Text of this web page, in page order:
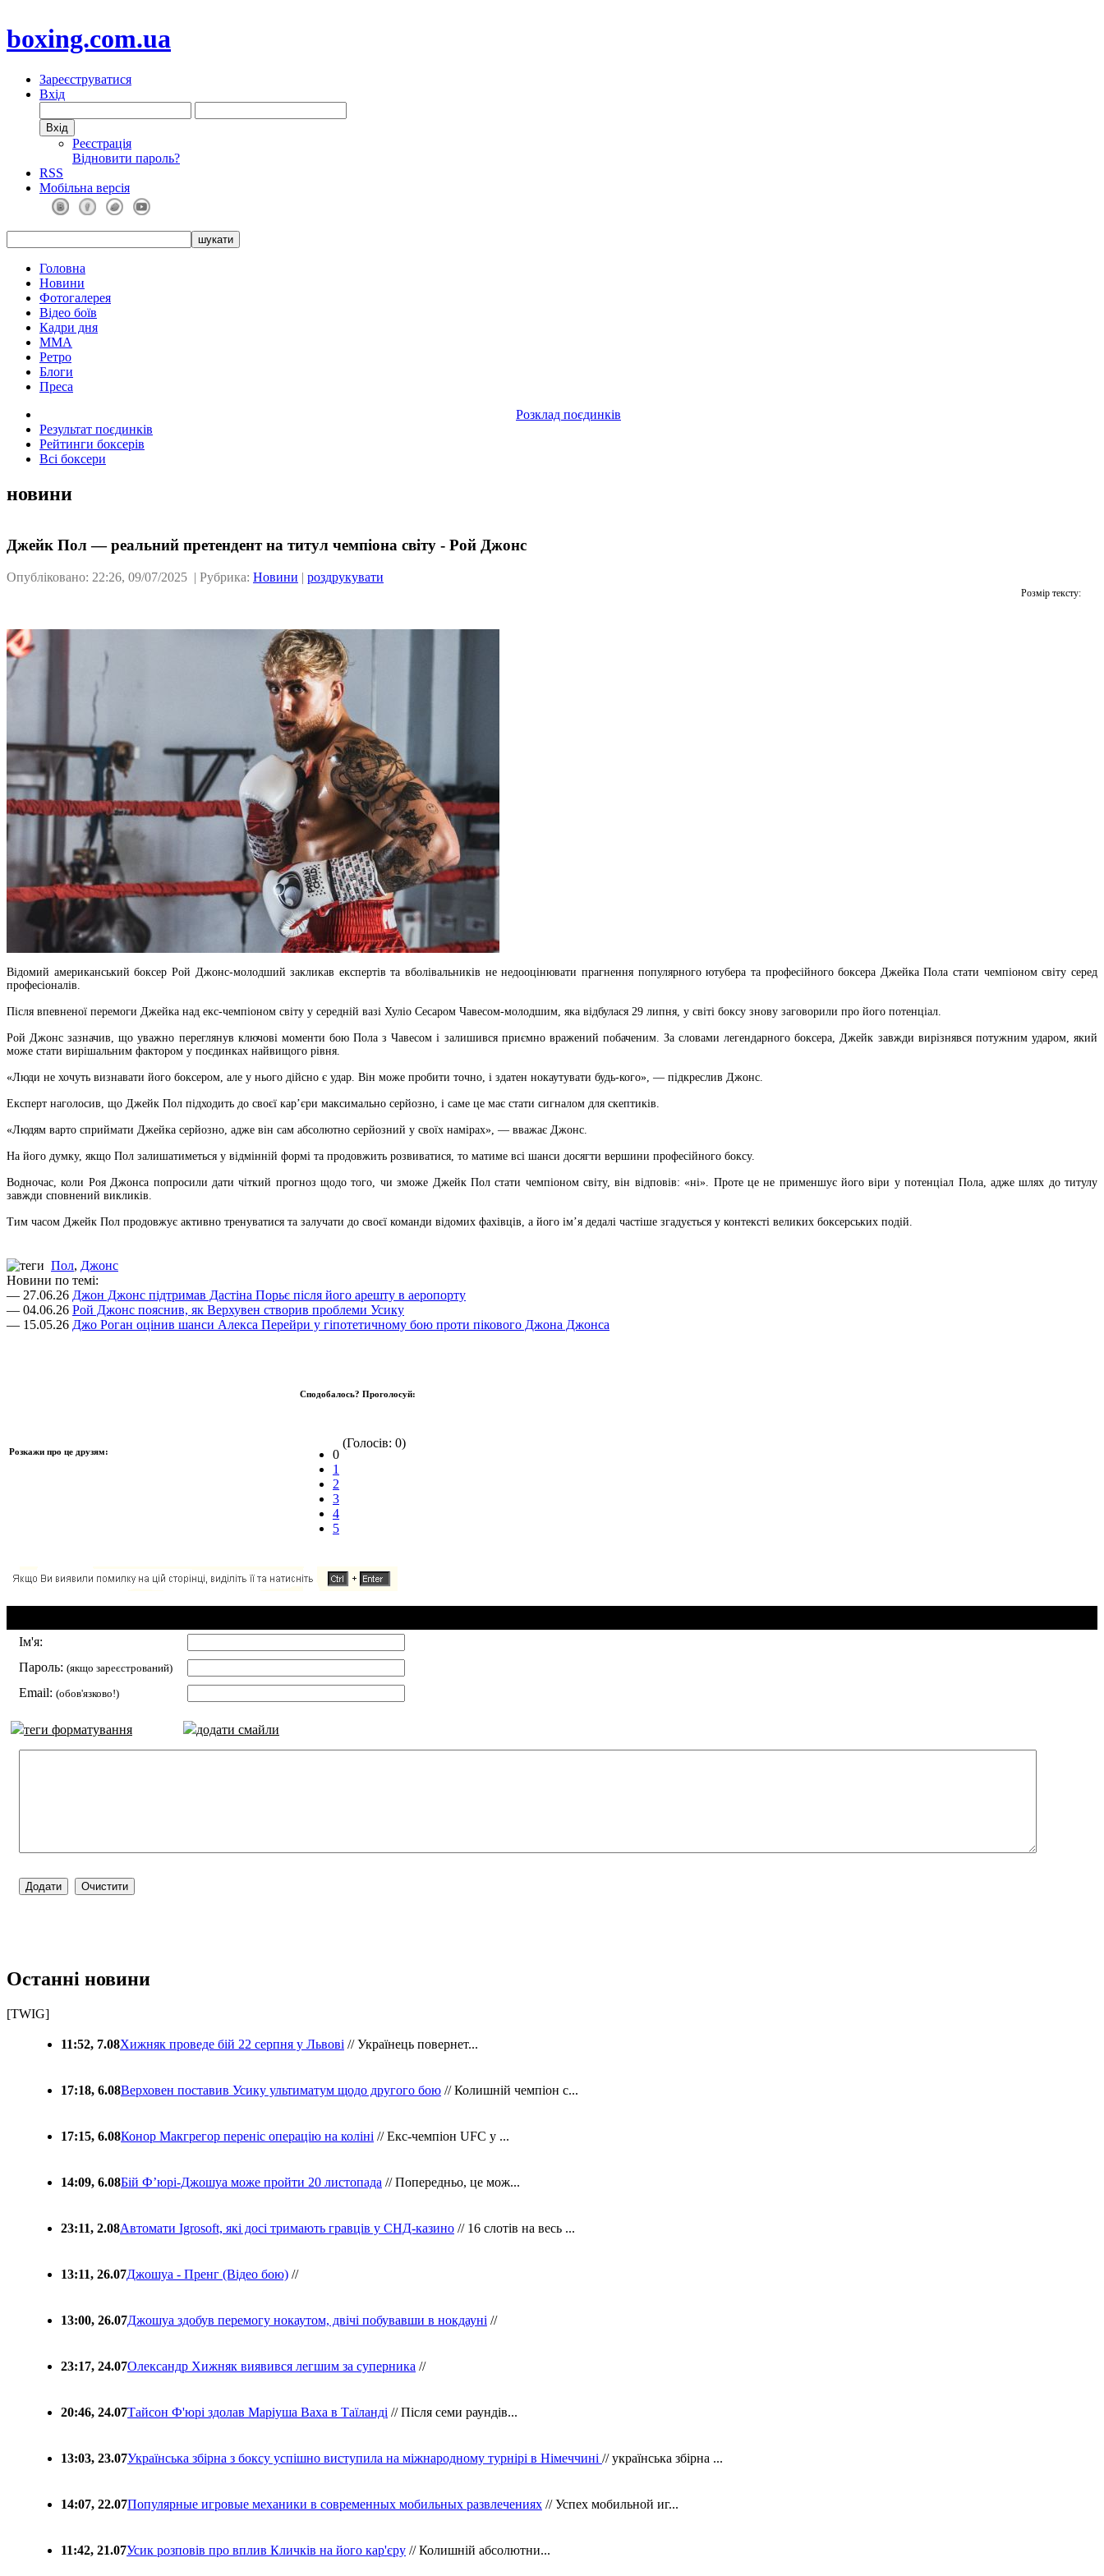
boxing.com.ua
Зареєструватися
Вхід
Реєстрація
Відновити пароль?
RSS
Мобільна версія
Головна
Новини
Фотогалерея
Відео боїв
Кадри дня
ММА
Ретро
Блоги
Преса
Розклад поєдинків
Результат поєдинків
Рейтинги боксерів
Всі боксери
новини
Джейк Пол — реальний претендент на титул чемпіона світу - Рой Джонс
Опубліковано: 22:26, 09/07/2025 | Рубрика: Новини | роздрукувати
Розмір тексту:
Відомий американський боксер Рой Джонс-молодший закликав експертів та вболівальників не недооцінювати прагнення популярного ютубера та професійного боксера Джейка Пола стати чемпіоном світу серед
професіоналів.
Після впевненої перемоги Джейка над екс-чемпіоном світу у середній вазі Хуліо Сесаром Чавесом-молодшим, яка відбулася 29 липня, у світі боксу знову заговорили про його потенціал.
Рой Джонс зазначив, що уважно переглянув ключові моменти бою Пола з Чавесом і залишився приємно вражений побаченим. За словами легендарного боксера, Джейк завжди вирізнявся потужним ударом, який
може стати вирішальним фактором у поєдинках найвищого рівня.
«Люди не хочуть визнавати його боксером, але у нього дійсно є удар. Він може пробити точно, і здатен нокаутувати будь-кого», — підкреслив Джонс.
Експерт наголосив, що Джейк Пол підходить до своєї кар’єри максимально серйозно, і саме це має стати сигналом для скептиків.
«Людям варто сприймати Джейка серйозно, адже він сам абсолютно серйозний у своїх намірах», — вважає Джонс.
На його думку, якщо Пол залишатиметься у відмінній формі та продовжить розвиватися, то матиме всі шанси досягти вершини професійного боксу.
Водночас, коли Роя Джонса попросили дати чіткий прогноз щодо того, чи зможе Джейк Пол стати чемпіоном світу, він відповів: «ні». Проте це не применшує його віри у потенціал Пола, адже шлях до титулу
завжди сповнений викликів.
Тим часом Джейк Пол продовжує активно тренуватися та залучати до своєї команди відомих фахівців, а його ім’я дедалі частіше згадується у контексті великих боксерських подій.
Пол, Джонс
Новини по темі:
— 27.06.26 Джон Джонс підтримав Дастіна Порьє після його арешту в аеропорту
— 04.06.26 Рой Джонс пояснив, як Верхувен створив проблеми Усику
— 15.05.26 Джо Роган оцінив шанси Алекса Перейри у гіпотетичному бою проти пікового Джона Джонса
Розкажи про це друзям:
Сподобалось? Проголосуй:
0
1
2
3
4
5
(Голосів: 0)
Ім'я:
Пароль: (якщо зареєстрований)
Email: (обов'язково!)
теги форматування додати смайли
Останні новини
[TWIG]
11:52, 7.08Хижняк проведе бій 22 серпня у Львові // Українець повернет...
17:18, 6.08Верховен поставив Усику ультиматум щодо другого бою // Колишній чемпіон с...
17:15, 6.08Конор Макгрегор переніс операцію на коліні // Екс-чемпіон UFC у ...
14:09, 6.08Бій Ф’юрі-Джошуа може пройти 20 листопада // Попередньо, це мож...
23:11, 2.08Автомати Igrosoft, які досі тримають гравців у СНД-казино // 16 слотів на весь ...
13:11, 26.07Джошуа - Пренг (Відео бою) //
13:00, 26.07Джошуа здобув перемогу нокаутом, двічі побувавши в нокдауні //
23:17, 24.07Олександр Хижняк виявився легшим за суперника //
20:46, 24.07Тайсон Ф'юрі здолав Маріуша Ваха в Таїланді // Після семи раундів...
13:03, 23.07Українська збірна з боксу успішно виступила на міжнародному турнірі в Німеччині // українська збірна ...
14:07, 22.07Популярные игровые механики в современных мобильных развлечениях // Успех мобильной иг...
11:42, 21.07Усик розповів про вплив Кличків на його кар'єру // Колишній абсолютни...